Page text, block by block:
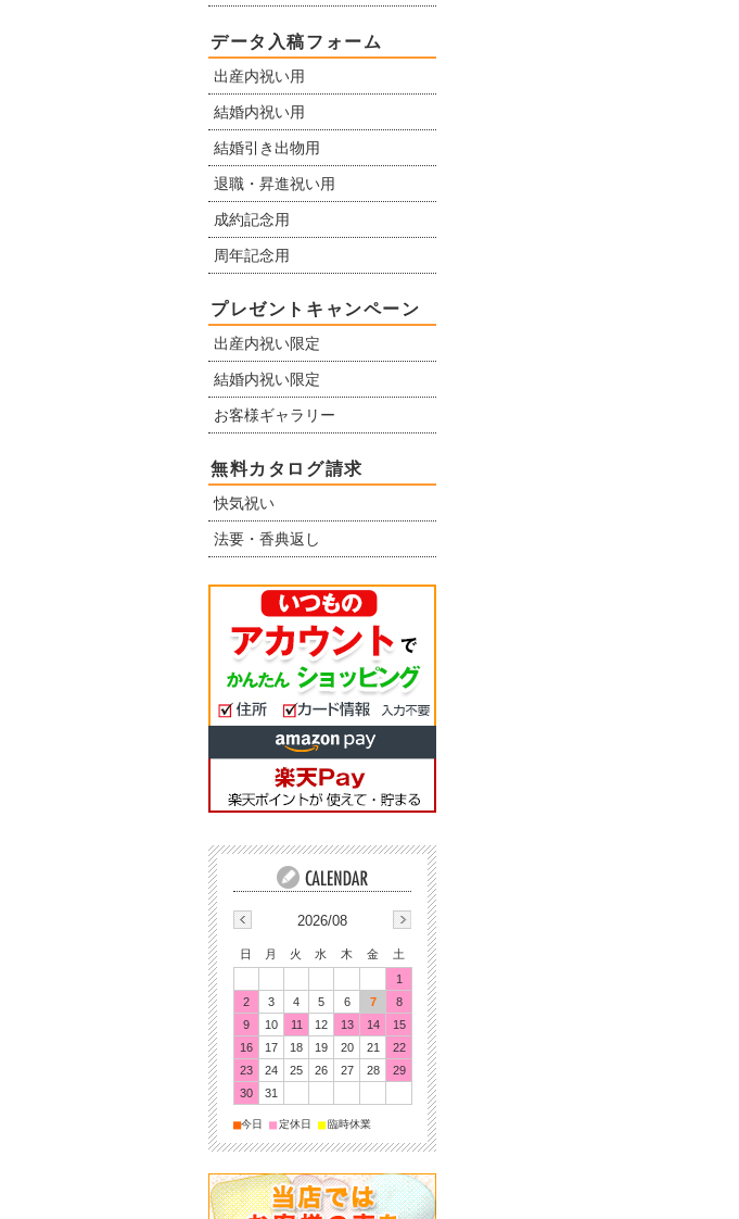
データ入稿フォーム
出産内祝い用
結婚内祝い用
結婚引き出物用
退職・昇進祝い用
成約記念用
周年記念用
プレゼントキャンペーン
出産内祝い限定
結婚内祝い限定
お客様ギャラリー
無料カタログ請求
快気祝い
法要・香典返し
2026/08
日 月 火 水 木 金
土
1
2
3 4 5 6 7
8
9
10 11 12 13 14
15
16
17 18 19 20 21
22
23
24 25 26 27 28
29
30
31
■今日 ■定休日 ■臨時休業